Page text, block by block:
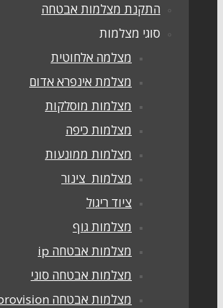
התקנת מצלמות אבטחה
סוגי מצלמות
מצלמה אלחוטית
מצלמת אינפרא אדום
מצלמות מוסלקות
מצלמות כיפה
מצלמות ממונעות
מצלמות צינור
ציוד ריגול
מצלמות גוף
מצלמות אבטחה ip
מצלמות אבטחה סוני
מצלמות אבטחה provision